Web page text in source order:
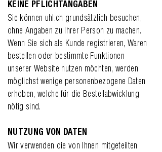
KEINE PFLICHTANGABEN
Sie können uhl.ch grundsätzlich besuchen,
ohne Angaben zu Ihrer Person zu machen.
Wenn Sie sich als Kunde registrieren, Waren
bestellen oder bestimmte Funktionen
unserer Website nutzen möchten, werden
möglichst wenige personenbezogene Daten
erhoben, welche für die Bestellabwicklung
nötig sind.
NUTZUNG VON DATEN
Wir verwenden die von Ihnen mitgeteilten